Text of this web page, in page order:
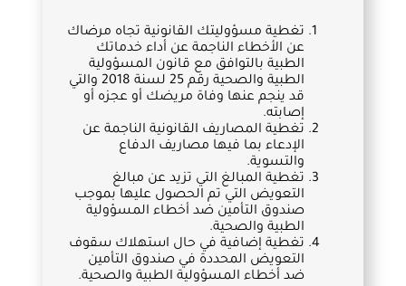
تغطية مسؤوليتك القانونية تجاه مرضاك
عن الأخطاء الناجمة عن أداء خدماتك
الطبية بالتوافق مع قانون المسؤولية
الطبية والصحية رقم 25 لسنة 2018 والتي
قد ينجم عنها وفاة مريضك أو عجزه أو
إصابته.
تغطية المصاريف القانونية الناجمة عن
الإدعاء بما فيها مصاريف الدفاع
والتسوية.
تغطية المبالغ التي تزيد عن مبالغ
التعويض التي تم الحصول عليها بموجب
صندوق التأمين ضد أخطاء المسؤولية
الطبية والصحية.
تغطية إضافية في حال استهلاك سقوف
التعويض المحددة في صندوق التأمين
ضد أخطاء المسؤولية الطبية والصحية.